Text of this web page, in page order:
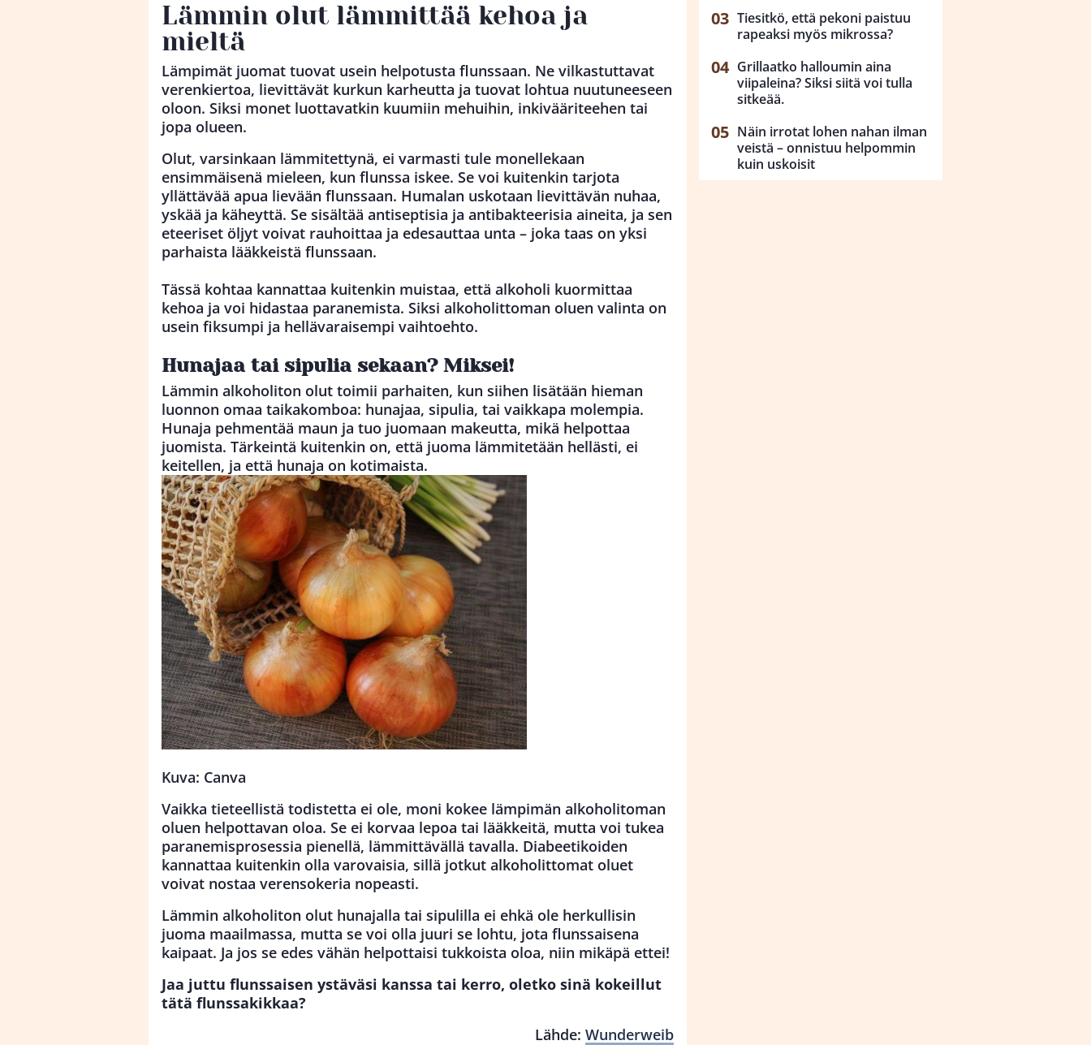
Lämmin olut lämmittää kehoa ja
mieltä
Lämpimät juomat tuovat usein helpotusta flunssaan. Ne vilkastuttavat
verenkiertoa, lievittävät kurkun karheutta ja tuovat lohtua nuutuneeseen
oloon. Siksi monet luottavatkin kuumiin mehuihin, inkivääriteehen tai
jopa olueen.
Olut, varsinkaan lämmitettynä, ei varmasti tule monellekaan
ensimmäisenä mieleen, kun flunssa iskee. Se voi kuitenkin tarjota
yllättävää apua lievään flunssaan. Humalan uskotaan lievittävän nuhaa,
yskää ja käheyttä. Se sisältää antiseptisia ja antibakteerisia aineita, ja sen
eteeriset öljyt voivat rauhoittaa ja edesauttaa unta – joka taas on yksi
parhaista lääkkeistä flunssaan.
Tässä kohtaa kannattaa kuitenkin muistaa, että alkoholi kuormittaa
kehoa ja voi hidastaa paranemista. Siksi alkoholittoman oluen valinta on
usein fiksumpi ja hellävaraisempi vaihtoehto.
Hunajaa tai sipulia sekaan? Miksei!
Lämmin alkoholiton olut toimii parhaiten, kun siihen lisätään hieman
luonnon omaa taikakomboa: hunajaa, sipulia, tai vaikkapa molempia.
Hunaja pehmentää maun ja tuo juomaan makeutta, mikä helpottaa
juomista. Tärkeintä kuitenkin on, että juoma lämmitetään hellästi, ei
keitellen, ja että hunaja on kotimaista.
Kuva: Canva
Vaikka tieteellistä todistetta ei ole, moni kokee lämpimän alkoholitoman
oluen helpottavan oloa. Se ei korvaa lepoa tai lääkkeitä, mutta voi tukea
paranemisprosessia pienellä, lämmittävällä tavalla. Diabeetikoiden
kannattaa kuitenkin olla varovaisia, sillä jotkut alkoholittomat oluet
voivat nostaa verensokeria nopeasti.
Lämmin alkoholiton olut hunajalla tai sipulilla ei ehkä ole herkullisin
juoma maailmassa, mutta se voi olla juuri se lohtu, jota flunssaisena
kaipaat. Ja jos se edes vähän helpottaisi tukkoista oloa, niin mikäpä ettei!
Jaa juttu flunssaisen ystäväsi kanssa tai kerro, oletko sinä kokeillut
tätä flunssakikkaa?
Lähde: Wunderweib
Tiesitkö, että pekoni paistuu
rapeaksi myös mikrossa?
Grillaatko halloumin aina
viipaleina? Siksi siitä voi tulla
sitkeää.
Näin irrotat lohen nahan ilman
veistä – onnistuu helpommin
kuin uskoisit